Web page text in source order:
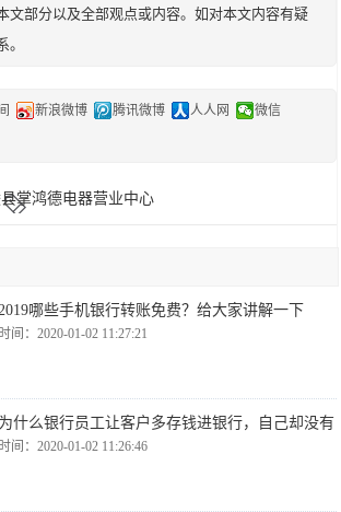
文部分以及全部观点或内容。如对本文内容有疑
。
新浪微博 腾讯微博 人人网
微信
掌鸿德电器营业中心
哪些手机银行转账免费？给大家讲解一下
时间：2020-01-02 11:27:21
为什么银行员工让客户多存钱进银行，自己却没有
时间：2020-01-02 11:26:46